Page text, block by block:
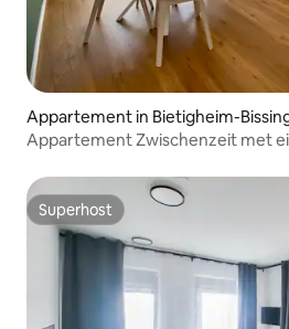
Appartement in Bietigheim-
Appartement Zwischenzeit met
Superhost
Superhost